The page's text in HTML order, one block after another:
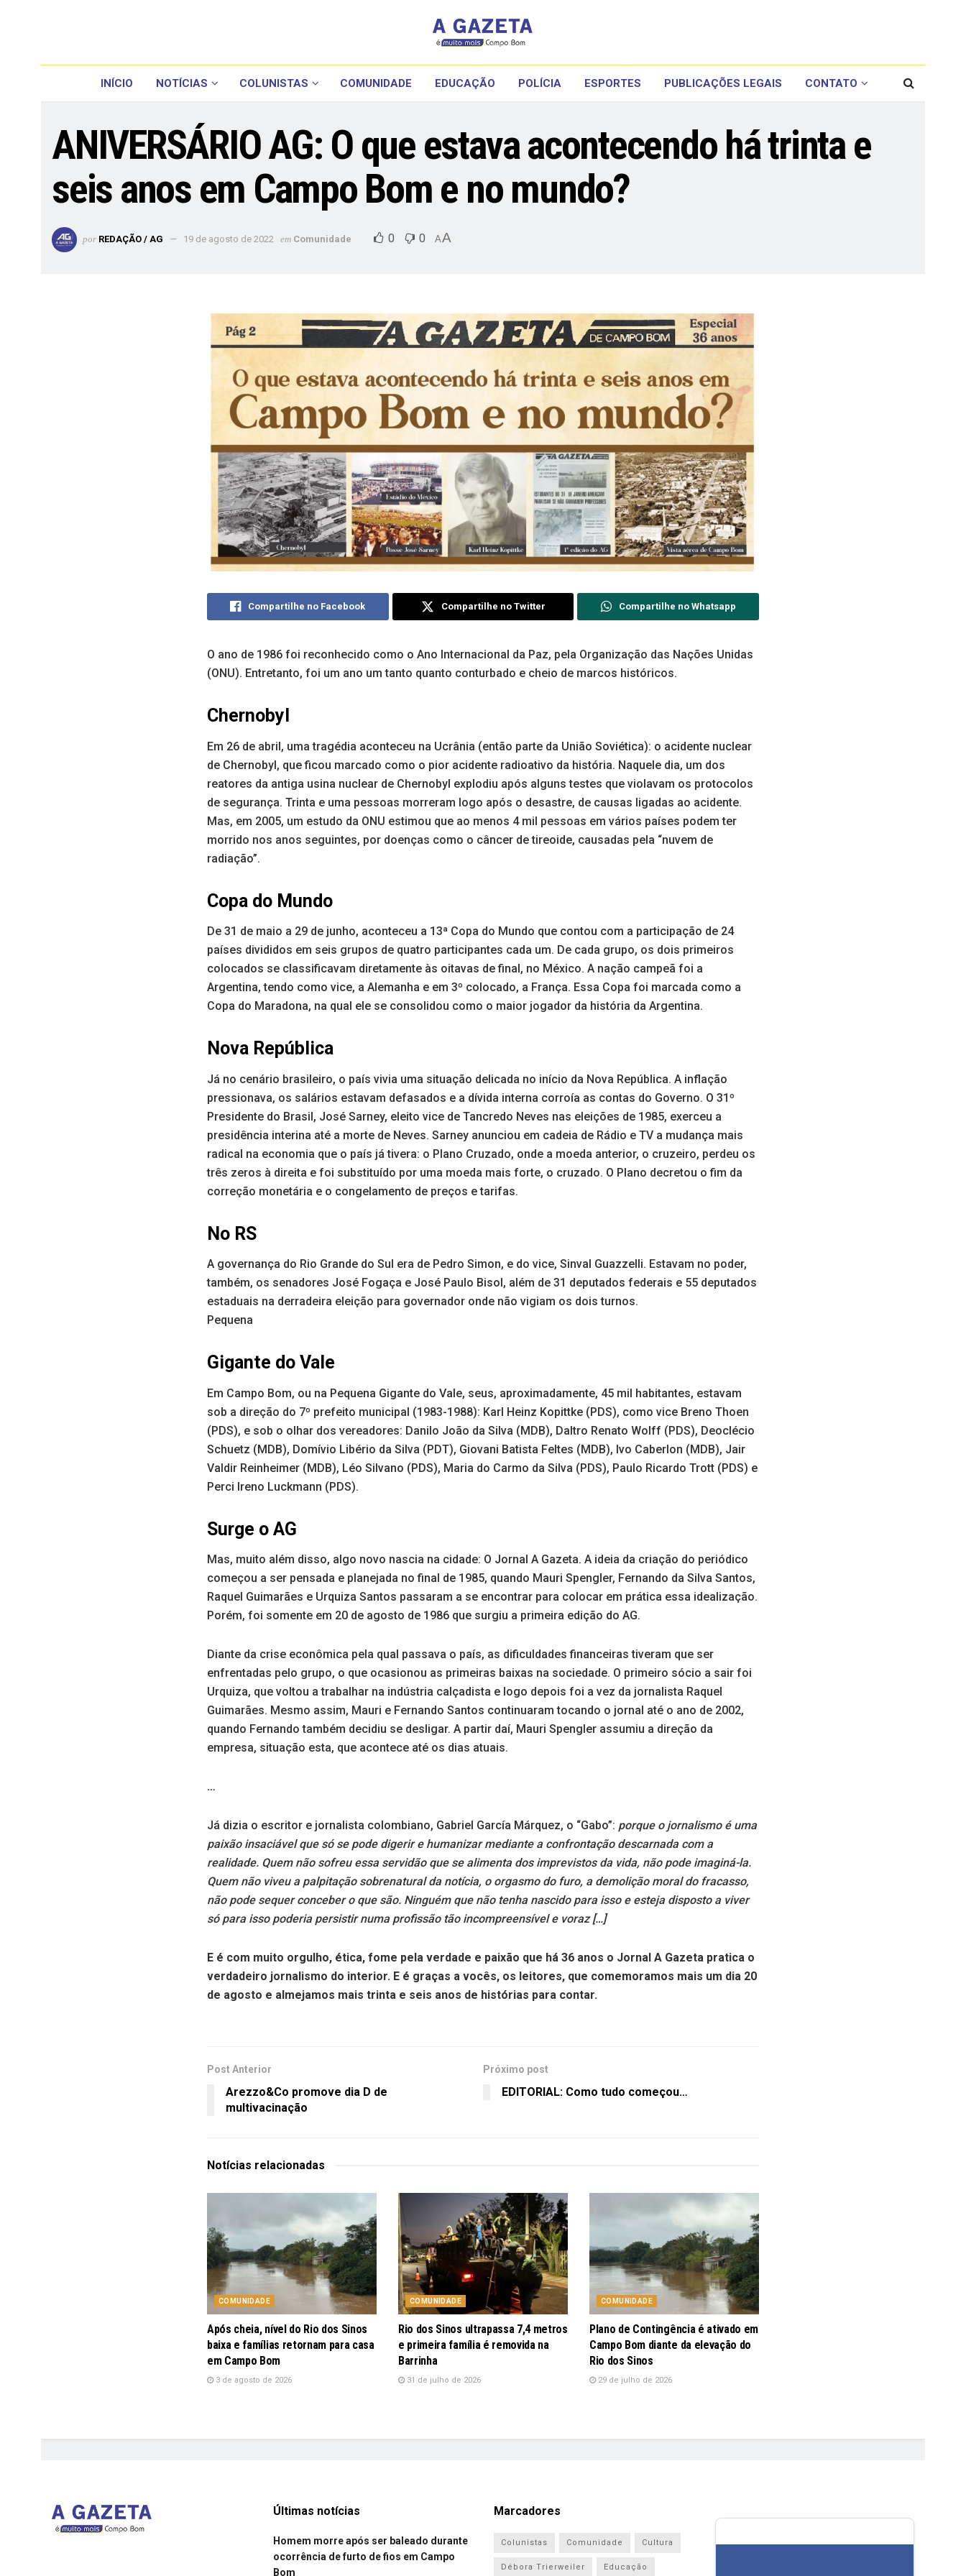
INÍCIO NOTÍCIAS COLUNISTAS COMUNIDADE EDUCAÇÃO POLÍCIA ESPORTES PUBLICAÇÕES LEGAIS CONTATO
ANIVERSÁRIO AG: O que estava acontecendo há trinta e
seis anos em Campo Bom e no mundo?
por REDAÇÃO / AG 19 de agosto de 2022 em Comunidade 0 0 AA
Compartilhe no Facebook Compartilhe no Twitter Compartilhe no Whatsapp
O ano de 1986 foi reconhecido como o Ano Internacional da Paz, pela Organização das Nações Unidas
(ONU). Entretanto, foi um ano um tanto quanto conturbado e cheio de marcos históricos.
Chernobyl
Em 26 de abril, uma tragédia aconteceu na Ucrânia (então parte da União Soviética): o acidente nuclear
de Chernobyl, que ficou marcado como o pior acidente radioativo da história. Naquele dia, um dos
reatores da antiga usina nuclear de Chernobyl explodiu após alguns testes que violavam os protocolos
de segurança. Trinta e uma pessoas morreram logo após o desastre, de causas ligadas ao acidente.
Mas, em 2005, um estudo da ONU estimou que ao menos 4 mil pessoas em vários países podem ter
morrido nos anos seguintes, por doenças como o câncer de tireoide, causadas pela “nuvem de
radiação”.
Copa do Mundo
De 31 de maio a 29 de junho, aconteceu a 13ª Copa do Mundo que contou com a participação de 24
países divididos em seis grupos de quatro participantes cada um. De cada grupo, os dois primeiros
colocados se classificavam diretamente às oitavas de final, no México. A nação campeã foi a
Argentina, tendo como vice, a Alemanha e em 3º colocado, a França. Essa Copa foi marcada como a
Copa do Maradona, na qual ele se consolidou como o maior jogador da história da Argentina.
Nova República
Já no cenário brasileiro, o país vivia uma situação delicada no início da Nova República. A inflação
pressionava, os salários estavam defasados e a dívida interna corroía as contas do Governo. O 31º
Presidente do Brasil, José Sarney, eleito vice de Tancredo Neves nas eleições de 1985, exerceu a
presidência interina até a morte de Neves. Sarney anunciou em cadeia de Rádio e TV a mudança mais
radical na economia que o país já tivera: o Plano Cruzado, onde a moeda anterior, o cruzeiro, perdeu os
três zeros à direita e foi substituído por uma moeda mais forte, o cruzado. O Plano decretou o fim da
correção monetária e o congelamento de preços e tarifas.
No RS
A governança do Rio Grande do Sul era de Pedro Simon, e do vice, Sinval Guazzelli. Estavam no poder,
também, os senadores José Fogaça e José Paulo Bisol, além de 31 deputados federais e 55 deputados
estaduais na derradeira eleição para governador onde não vigiam os dois turnos.
Pequena
Gigante do Vale
Em Campo Bom, ou na Pequena Gigante do Vale, seus, aproximadamente, 45 mil habitantes, estavam
sob a direção do 7º prefeito municipal (1983-1988): Karl Heinz Kopittke (PDS), como vice Breno Thoen
(PDS), e sob o olhar dos vereadores: Danilo João da Silva (MDB), Daltro Renato Wolff (PDS), Deoclécio
Schuetz (MDB), Domívio Libério da Silva (PDT), Giovani Batista Feltes (MDB), Ivo Caberlon (MDB), Jair
Valdir Reinheimer (MDB), Léo Silvano (PDS), Maria do Carmo da Silva (PDS), Paulo Ricardo Trott (PDS) e
Perci Ireno Luckmann (PDS).
Surge o AG
Mas, muito além disso, algo novo nascia na cidade: O Jornal A Gazeta. A ideia da criação do periódico
começou a ser pensada e planejada no final de 1985, quando Mauri Spengler, Fernando da Silva Santos,
Raquel Guimarães e Urquiza Santos passaram a se encontrar para colocar em prática essa idealização.
Porém, foi somente em 20 de agosto de 1986 que surgiu a primeira edição do AG.
Diante da crise econômica pela qual passava o país, as dificuldades financeiras tiveram que ser
enfrentadas pelo grupo, o que ocasionou as primeiras baixas na sociedade. O primeiro sócio a sair foi
Urquiza, que voltou a trabalhar na indústria calçadista e logo depois foi a vez da jornalista Raquel
Guimarães. Mesmo assim, Mauri e Fernando Santos continuaram tocando o jornal até o ano de 2002,
quando Fernando também decidiu se desligar. A partir daí, Mauri Spengler assumiu a direção da
empresa, situação esta, que acontece até os dias atuais.
…
Já dizia o escritor e jornalista colombiano, Gabriel García Márquez, o “Gabo”: porque o jornalismo é uma
paixão insaciável que só se pode digerir e humanizar mediante a confrontação descarnada com a
realidade. Quem não sofreu essa servidão que se alimenta dos imprevistos da vida, não pode imaginá-la.
Quem não viveu a palpitação sobrenatural da notícia, o orgasmo do furo, a demolição moral do fracasso,
não pode sequer conceber o que são. Ninguém que não tenha nascido para isso e esteja disposto a viver
só para isso poderia persistir numa profissão tão incompreensível e voraz […]
E é com muito orgulho, ética, fome pela verdade e paixão que há 36 anos o Jornal A Gazeta pratica o
verdadeiro jornalismo do interior. E é graças a vocês, os leitores, que comemoramos mais um dia 20
de agosto e almejamos mais trinta e seis anos de histórias para contar.
Post Anterior
Arezzo&Co promove dia D de
multivacinação
Próximo post
EDITORIAL: Como tudo começou…
Notícias relacionadas
COMUNIDADE
Após cheia, nível do Rio dos Sinos
baixa e famílias retornam para casa
em Campo Bom
3 de agosto de 2026
COMUNIDADE
Rio dos Sinos ultrapassa 7,4 metros
e primeira família é removida na
Barrinha
31 de julho de 2026
COMUNIDADE
Plano de Contingência é ativado em
Campo Bom diante da elevação do
Rio dos Sinos
29 de julho de 2026
Últimas notícias
Homem morre após ser baleado durante
ocorrência de furto de fios em Campo
Bom
Marcadores
Colunistas Comunidade Cultura
Débora Trierweiler Educação